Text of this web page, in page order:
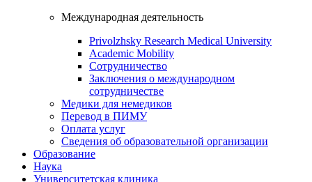
Международная деятельность
Privolzhsky Research Medical University
Academic Mobility
Сотрудничество
Заключения о международном
сотрудничестве
Медики для немедиков
Перевод в ПИМУ
Оплата услуг
Сведения об образовательной организации
Образование
Наука
Университетская клиника